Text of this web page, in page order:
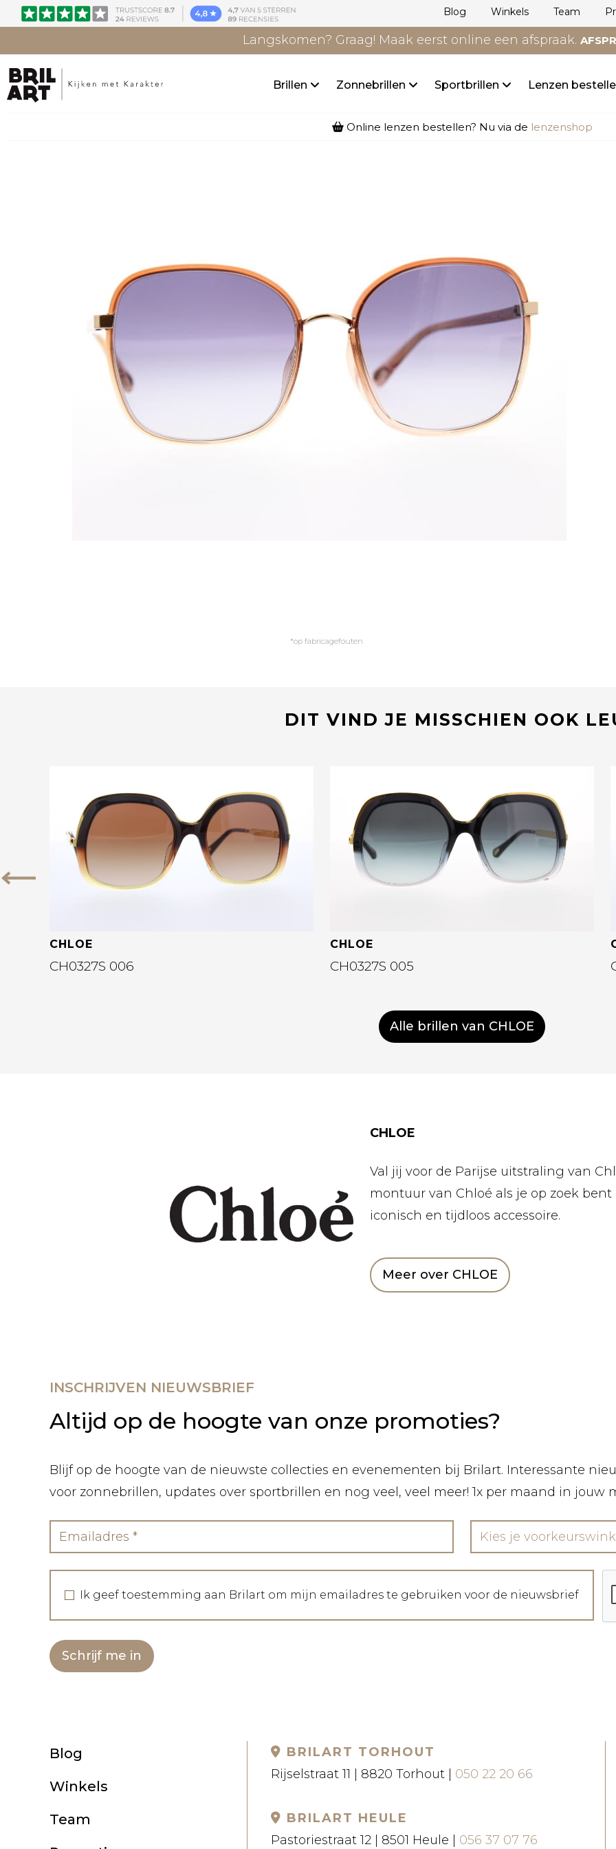
Blog Winkels Team
Langskomen? Graag! Maak eerst online een afspraak.
Brillen Zonnebrillen Sportbrillen Lenzen
Online lenzen bestellen? Nu via de lenzenshop
*op fabricagefouten
DIT VIND JE MISSCHIEN OOK
Vorige
Bekijk deze bril
CHLOE
CH0327S 006
Bekijk deze bril
CHLOE
CH0327S 005
Alle brillen van CHLOE
CHLOE
Val jij voor de Parijse uitstraling van
montuur van Chloé als je op zoek bent
iconisch en tijdloos accessoire.
Meer over CHLOE
INSCHRIJVEN NIEUWSBRIEF
Altijd op de hoogte van onze promoties?
Blijf op de hoogte van de nieuwste collecties en evenementen bij Brilart. Interessante
voor zonnebrillen, updates over sportbrillen en nog veel, veel meer! 1x per maand in jouw
Kies je
Ik geef toestemming aan Brilart om mijn emailadres te gebruiken voor de nieuwsbrief
Schrijf me in
Blog
Winkels
Team
BRILART TORHOUT
Rijselstraat 11 | 8820 Torhout | 050 22 20 66
BRILART HEULE
Pastoriestraat 12 | 8501 Heule | 056 37 07 76